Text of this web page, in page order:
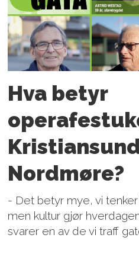
Hva betyr
Nordmøre?
- Det betyr mye, vi
men kultur gjør
svarer en av de vi traff